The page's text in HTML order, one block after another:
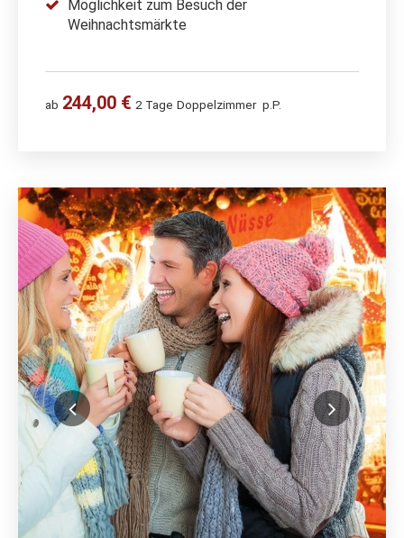
Möglichkeit zum Besuch der
Weihnachtsmärkte
ab 244,00 € 2 Tage Doppelzimmer p.P.